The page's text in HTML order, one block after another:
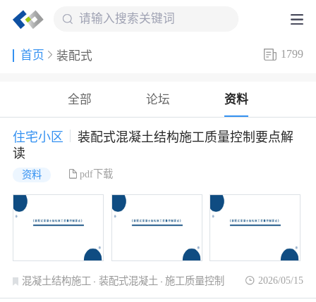
首页 装配式 1799
全部 论坛 资料
住宅小区
装配式混凝土结构施工质量控制要点解
读
资料 pdf下载
混凝土结构施工 装配式混凝土 施工质量控制 2026/05/15